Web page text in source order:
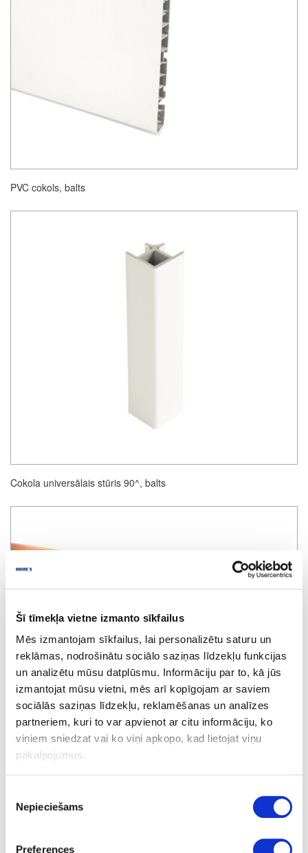
Šī tīmekļa vietne izmanto sīkfailus
Mēs izmantojam sīkfailus, lai personalizētu saturu un
reklāmas, nodrošinātu sociālo saziņas līdzekļu funkcijas
un analizētu mūsu datplūsmu. Informāciju par to, kā jūs
izmantojat mūsu vietni, mēs arī kopīgojam ar saviem
sociālās saziņas līdzekļu, reklamēšanas un analīzes
partneriem, kuri to var apvienot ar citu informāciju, ko
viņiem sniedzat vai ko viņi apkopo, kad lietojat viņu
pakalpojumus.
izvēle
Nepieciešams
Preferences
PVC cokols, balts
Cokola universālais stūris 90^, balts